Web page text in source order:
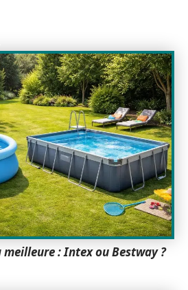
meilleure : Intex ou Bestway ?